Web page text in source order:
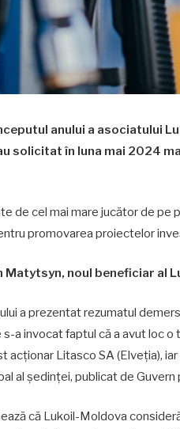
anului a asociatului
solicitat în luna mai 2024
de cel mai mare jucător de pe
promovarea proiectelor
Matytsyn, noul beneficiar al
a prezentat rezumatul
s-a invocat faptul că a avut loc
acționar Litasco SA (Elveția),
al şedinţei, publicat de Guvern
că Lukoil-Moldova